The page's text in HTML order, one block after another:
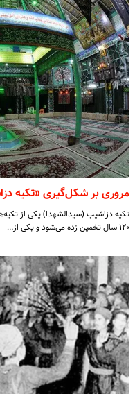
مروری بر شکل‌گیری «تکیه
تکیه دزاشیب (سیدالشهدا) یکی از
۱۲۰ سال تخمین زده می‌شود و یکی از…